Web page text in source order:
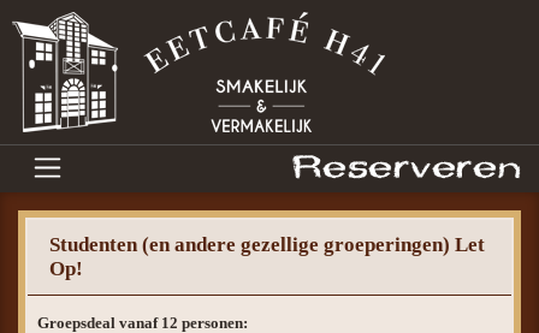
Studenten (en andere gezellige groeperingen) Let
Op!
Groepsdeal vanaf 12 personen: